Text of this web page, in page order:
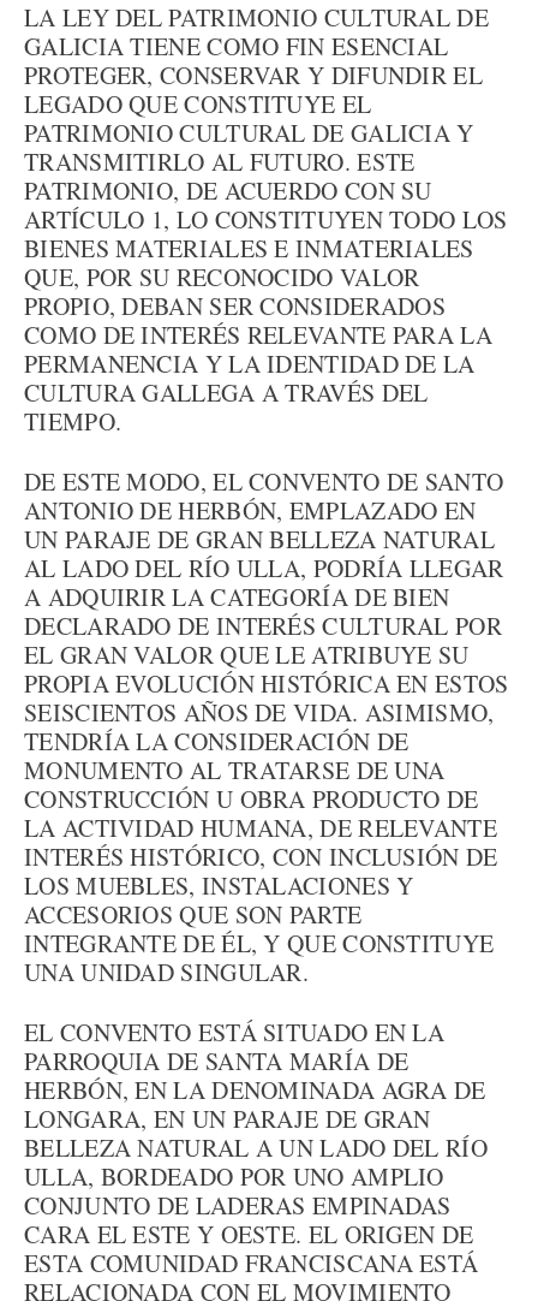
LA LEY DEL PATRIMONIO CULTURAL DE
GALICIA TIENE COMO FIN ESENCIAL
PROTEGER, CONSERVAR Y DIFUNDIR EL
LEGADO QUE CONSTITUYE EL
PATRIMONIO CULTURAL DE GALICIA Y
TRANSMITIRLO AL FUTURO. ESTE
PATRIMONIO, DE ACUERDO CON SU
ARTÍCULO 1, LO CONSTITUYEN TODO LOS
BIENES MATERIALES E INMATERIALES
QUE, POR SU RECONOCIDO VALOR
PROPIO, DEBAN SER CONSIDERADOS
COMO DE INTERÉS RELEVANTE PARA LA
PERMANENCIA Y LA IDENTIDAD DE LA
CULTURA GALLEGA A TRAVÉS DEL
TIEMPO.
DE ESTE MODO, EL CONVENTO DE SANTO
ANTONIO DE HERBÓN, EMPLAZADO EN
UN PARAJE DE GRAN BELLEZA NATURAL
AL LADO DEL RÍO ULLA, PODRÍA LLEGAR
A ADQUIRIR LA CATEGORÍA DE BIEN
DECLARADO DE INTERÉS CULTURAL POR
EL GRAN VALOR QUE LE ATRIBUYE SU
PROPIA EVOLUCIÓN HISTÓRICA EN ESTOS
SEISCIENTOS AÑOS DE VIDA. ASIMISMO,
TENDRÍA LA CONSIDERACIÓN DE
MONUMENTO AL TRATARSE DE UNA
CONSTRUCCIÓN U OBRA PRODUCTO DE
LA ACTIVIDAD HUMANA, DE RELEVANTE
INTERÉS HISTÓRICO, CON INCLUSIÓN DE
LOS MUEBLES, INSTALACIONES Y
ACCESORIOS QUE SON PARTE
INTEGRANTE DE ÉL, Y QUE CONSTITUYE
UNA UNIDAD SINGULAR.
EL CONVENTO ESTÁ SITUADO EN LA
PARROQUIA DE SANTA MARÍA DE
HERBÓN, EN LA DENOMINADA AGRA DE
LONGARA, EN UN PARAJE DE GRAN
BELLEZA NATURAL A UN LADO DEL RÍO
ULLA, BORDEADO POR UNO AMPLIO
CONJUNTO DE LADERAS EMPINADAS
CARA EL ESTE Y OESTE. EL ORIGEN DE
ESTA COMUNIDAD FRANCISCANA ESTÁ
RELACIONADA CON EL MOVIMIENTO